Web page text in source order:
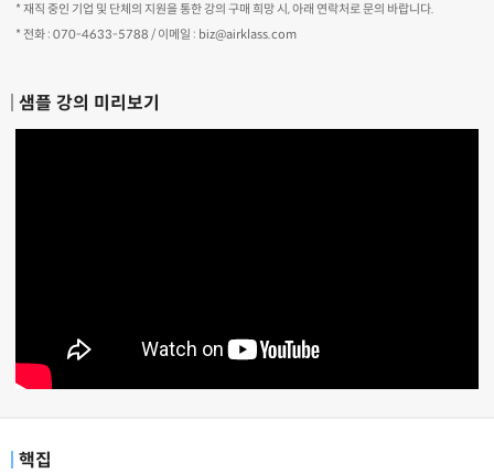
* 재직 중인 기업 및 단체의 지원을 통한 강의 구매 희망 시, 아래 연락처로 문의 바랍니다.
* 전화 : 070-4633-5788 / 이메일 : biz@airklass.com
샘플 강의 미리보기
핵집